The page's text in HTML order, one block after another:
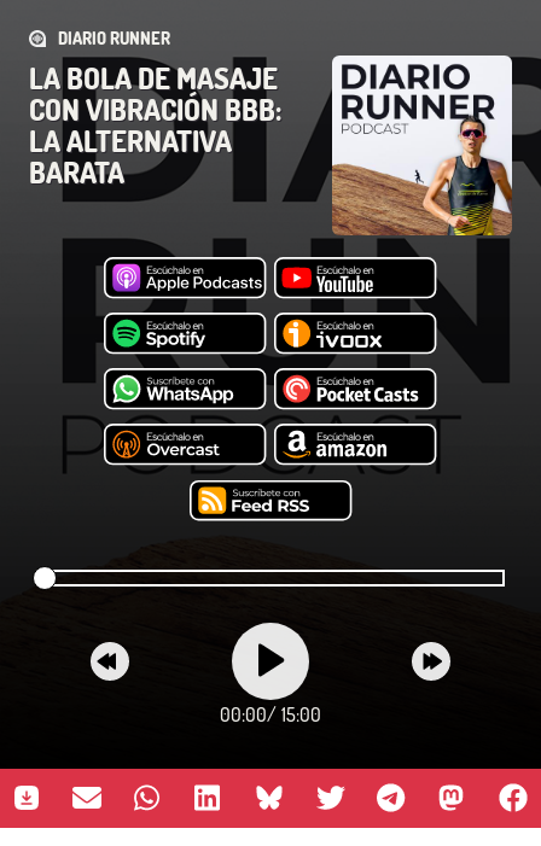
DIARIO RUNNER
LA BOLA DE MASAJE
CON VIBRACIÓN BBB:
LA ALTERNATIVA
BARATA
00:00/ 15:00